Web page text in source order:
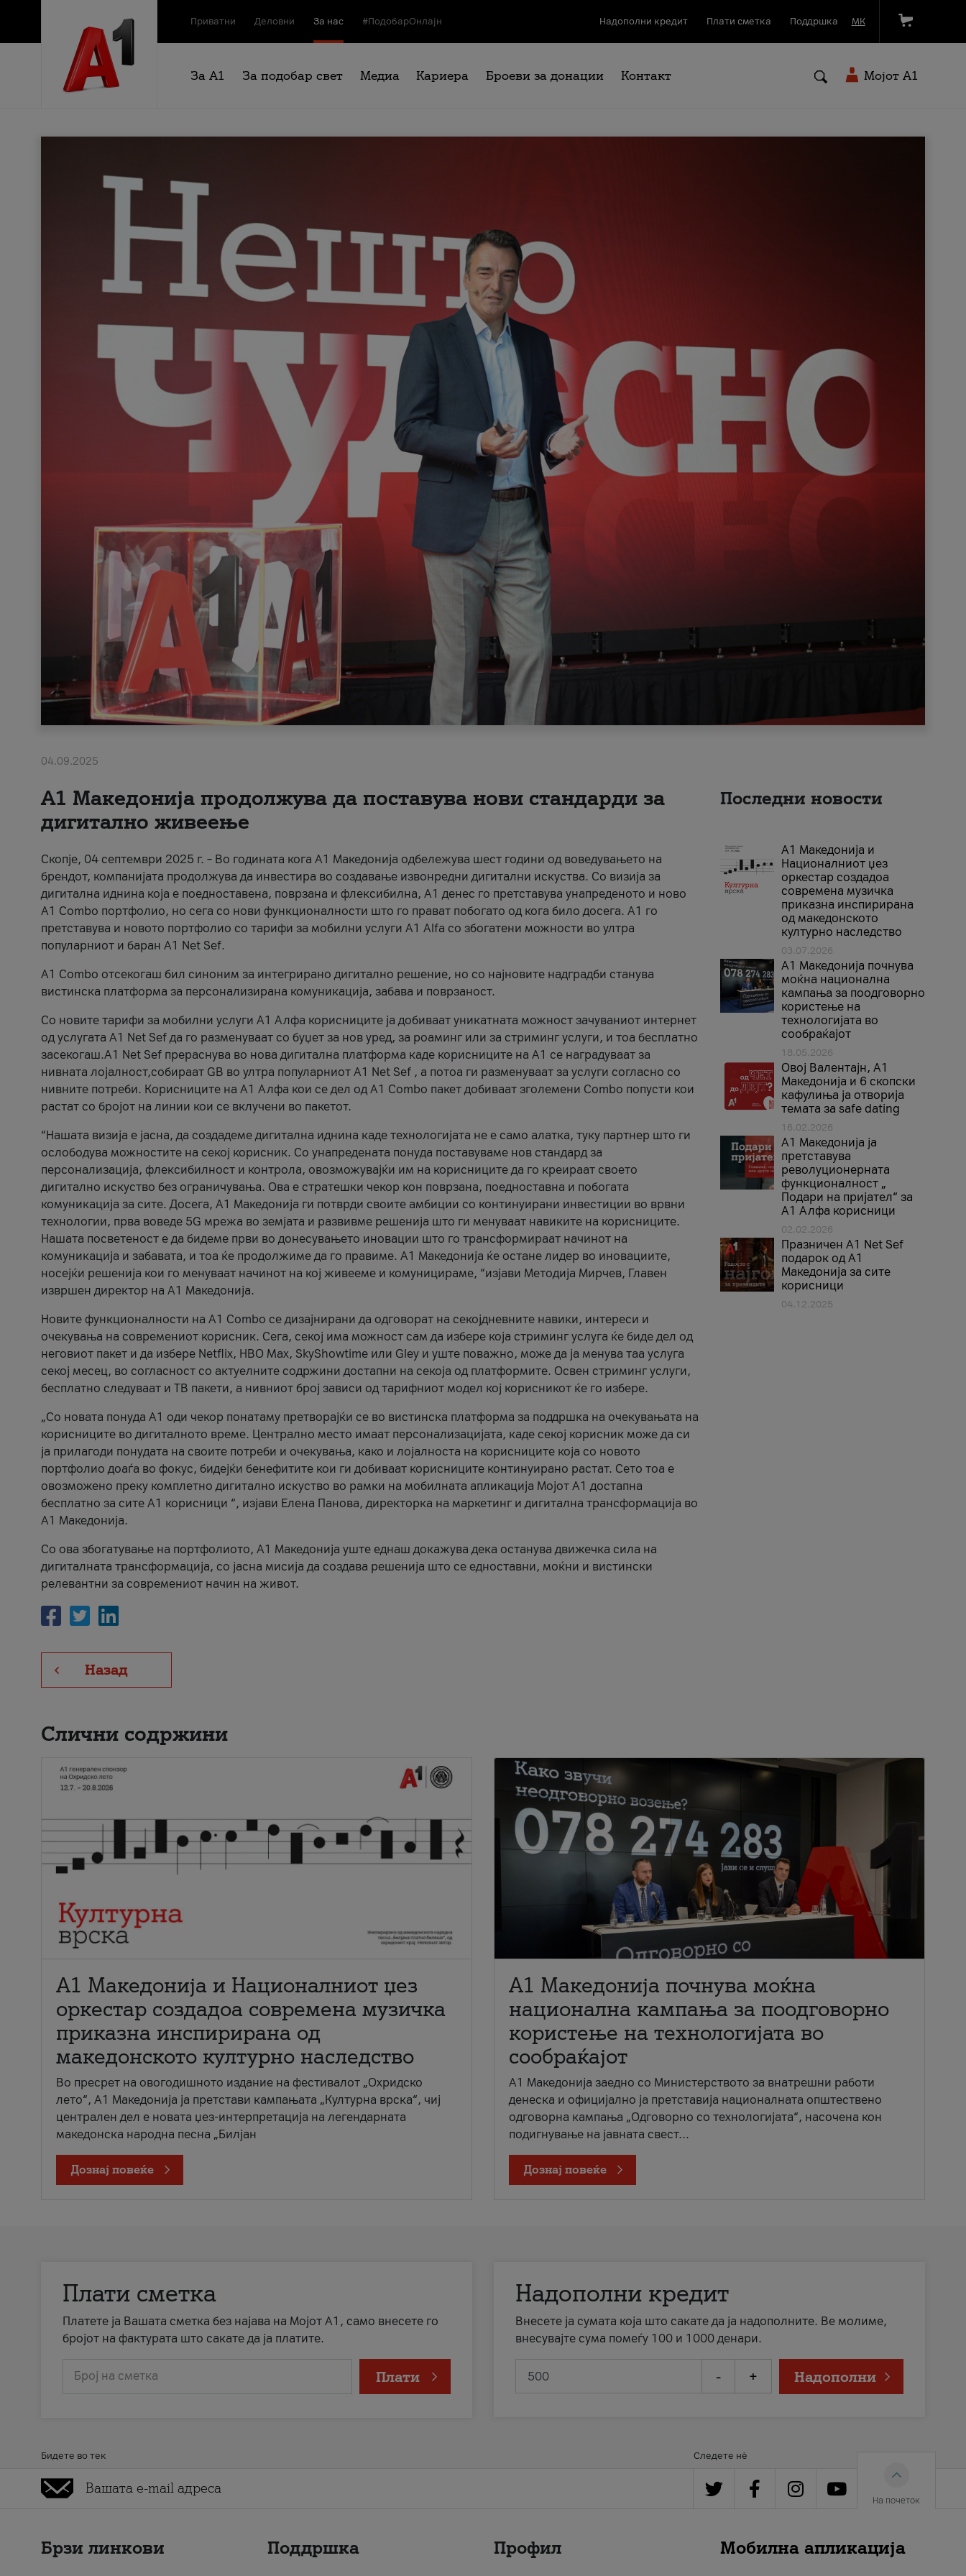
Приватни Деловни За нас #ПодобарОнлајн Надополни кредит Плати сметка Поддршка МК
За А1 За подобар свет Медиа Кариера Броеви за донации Контакт Мојот A1
04.09.2025
А1 Македонија продолжува да поставува нови стандарди за
дигитално живеење
Скопје, 04 септември 2025 г. – Во годината кога А1 Македонија одбележува шест години од воведувањето на
брендот, компанијата продолжува да инвестира во создавање извонредни дигитални искуства. Со визија за
дигитална иднина која е поедноставена, поврзана и флексибилна, А1 денес го претставува унапреденото и ново
A1 Combo портфолио, но сега со нови функционалности што го прават побогато од кога било досега. А1 го
претставува и новото портфолио со тарифи за мобилни услуги A1 Alfa со збогатени можности во ултра
популарниот и баран A1 Net Sef.
A1 Combo отсекогаш бил синоним за интегрирано дигитално решение, но со најновите надградби станува
вистинска платформа за персонализирана комуникација, забава и поврзаност.
Со новите тарифи за мобилни услуги А1 Алфа корисниците ја добиваат уникатната можност зачуваниот интернет
од услугата А1 Net Sef да го разменуваат со буџет за нов уред, за роаминг или за стриминг услуги, и тоа бесплатно
засекогаш.A1 Net Sef прераснува во нова дигитална платформа каде корисниците на А1 се наградуваат за
нивната лојалност,собираат GB во ултра популарниот A1 Net Sef , а потоа ги разменуваат за услуги согласно со
нивните потреби. Корисниците на А1 Алфа кои се дел од A1 Combo пакет добиваат зголемени Combo попусти кои
растат со бројот на линии кои се вклучени во пакетот.
“Нашата визија е јасна, да создадеме дигитална иднина каде технологијата не е само алатка, туку партнер што ги
ослободува можностите на секој корисник. Со унапредената понуда поставуваме нов стандард за
персонализација, флексибилност и контрола, овозможувајќи им на корисниците да го креираат своето
дигитално искуство без ограничувања. Ова е стратешки чекор кон поврзана, поедноставна и побогата
комуникација за сите. Досега, А1 Македонија ги потврди своите амбиции со континуирани инвестиции во врвни
технологии, прва воведе 5G мрежа во земјата и развивме решенија што ги менуваат навиките на корисниците.
Нашата посветеност е да бидеме први во донесувањето иновации што го трансформираат начинот на
комуникација и забавата, и тоа ќе продолжиме да го правиме. А1 Македонија ќе остане лидер во иновациите,
носејќи решенија кои го менуваат начинот на кој живееме и комуницираме, “изјави Методија Мирчев, Главен
извршен директор на А1 Македонија.
Новите функционалности на A1 Combo се дизајнирани да одговорат на секојдневните навики, интереси и
очекувања на современиот корисник. Сега, секој има можност сам да избере која стриминг услуга ќе биде дел од
неговиот пакет и да избере Netflix, HBO Max, SkyShowtime или Gley и уште поважно, може да ја менува таа услуга
секој месец, во согласност со актуелните содржини достапни на секоја од платформите. Освен стриминг услуги,
бесплатно следуваат и ТВ пакети, а нивниот број зависи од тарифниот модел кој корисникот ќе го избере.
„Со новата понуда А1 оди чекор понатаму претворајќи се во вистинска платформа за поддршка на очекувањата на
корисниците во дигиталното време. Централно место имаат персонализацијата, каде секој корисник може да си
ја прилагоди понудата на своите потреби и очекувања, како и лојалноста на корисниците која со новото
портфолио доаѓа во фокус, бидејќи бенефитите кои ги добиваат корисниците континуирано растат. Сето тоа е
овозможено преку комплетно дигитално искуство во рамки на мобилната апликација Мојот А1 достапна
бесплатно за сите А1 корисници “, изјави Елена Панова, директорка на маркетинг и дигитална трансформација во
А1 Македонија.
Со ова збогатување на портфолиото, А1 Македонија уште еднаш докажува дека останува движечка сила на
дигиталната трансформација, со јасна мисија да создава решенија што се едноставни, моќни и вистински
релевантни за современиот начин на живот.
Назад
Последни новости
А1 Македонија и
Националниот џез
оркестар создадоа
современа музичка
приказна инспирирана
од македонското
културно наследство
03.07.2026
A1 Македонија почнува
моќна национална
кампања за поодговорно
користење на
технологијата во
сообраќајот
18.05.2026
Овој Валентајн, A1
Македонија и 6 скопски
кафулиња ја отворија
темата за safe dating
16.02.2026
А1 Македонија ја
претставува
револуционерната
функционалност „
Подари на пријател“ за
А1 Алфа корисници
02.02.2026
Празничен A1 Net Sеf
подарок од А1
Македонија за сите
корисници
04.12.2025
Слични содржини
А1 Македонија и Националниот џез
оркестар создадоа современа музичка
приказна инспирирана од
македонското културно наследство
Во пресрет на овогодишното издание на фестивалот „Охридско
лето“, А1 Македонија ја претстави кампањата „Културна врска“, чиј
централен дел е новата џез-интерпретација на легендарната
македонска народна песна „Билјан
Дознај повеќе
A1 Македонија почнува моќна
национална кампања за поодговорно
користење на технологијата во
сообраќајот
A1 Македонија заедно со Министерството за внатрешни работи
денеска и официјално ја претставија националната општествено
одговорна кампања „Одговорно со технологијата“, насочена кон
подигнување на јавната свест...
Дознај повеќе
Плати сметка
Платете ја Вашата сметка без најава на Мојот А1, само внесете го
бројот на фактурата што сакате да ја платите.
Број на сметка Плати
Надополни кредит
Внесете ја сумата која што сакате да ја надополните. Ве молиме,
внесувајте сума помеѓу 100 и 1000 денари.
- + Надополни
Бидете во тек Следете нè
На почеток
Брзи линкови Поддршка Профил Мобилна апликација